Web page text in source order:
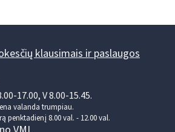
klausimais ir paslaugos
17.00, V 8.00-15.45.
valanda trumpiau.
penktadienį 8.00 val. - 12.00 val.